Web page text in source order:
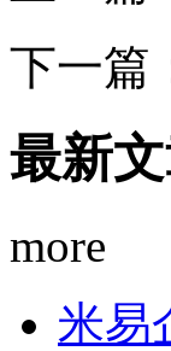
下一篇
最新
more
米易